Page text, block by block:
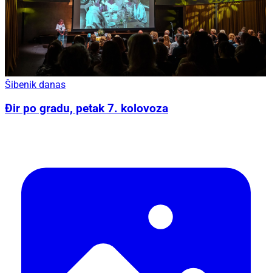
Šibenik danas
Đir po gradu, petak 7. kolovoza